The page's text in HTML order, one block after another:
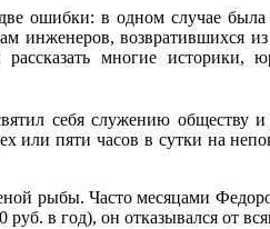
ошибки: в одном случае
инженеров, возвратившихся
многие историки,
себя служению обществу
или пяти часов в сутки на
рыбы. Часто месяцами
в год), он отказывался от